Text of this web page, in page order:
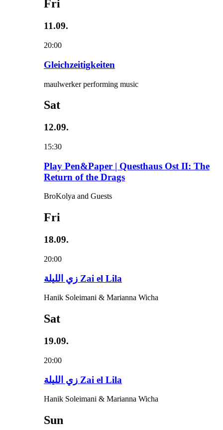
Fri
11.09.
20:00
Gleichzeitigkeiten
maulwerker performing music
Sat
12.09.
15:30
Play Pen&Paper | Questhaus Ost II: The
Return of the Drags
BroKolya and Guests
Fri
18.09.
20:00
زي‌ اللیلة Zai el Lila
Hanik Soleimani & Marianna Wicha
Sat
19.09.
20:00
زي‌ اللیلة Zai el Lila
Hanik Soleimani & Marianna Wicha
Sun